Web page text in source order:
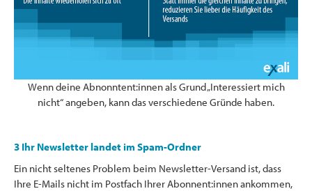
Wenn deine Abnonntent:innen als Grund „Interessiert mich
nicht“ angeben, kann das verschiedene Gründe haben.
3 Ihr Newsletter landet im Spam-Ordner
Ein nicht seltenes Problem beim Newsletter-Versand ist, dass
Ihre E-Mails nicht im Postfach Ihrer Abonnent:innen ankommen,